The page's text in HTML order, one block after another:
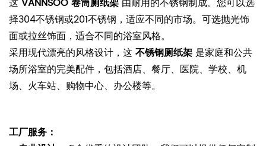
择304不锈钢或201不锈钢，适应不同的市场。可选抛光饰
面或拉丝饰面，适合不同的浴室风格。
采用现代漂亮的风格设计，这不锈钢厕纸架是家庭和公共
场所浴室的完美配件，包括酒店、餐厅、医院、学校、机
场、火车站、购物中心、办公楼等。
工厂服务：